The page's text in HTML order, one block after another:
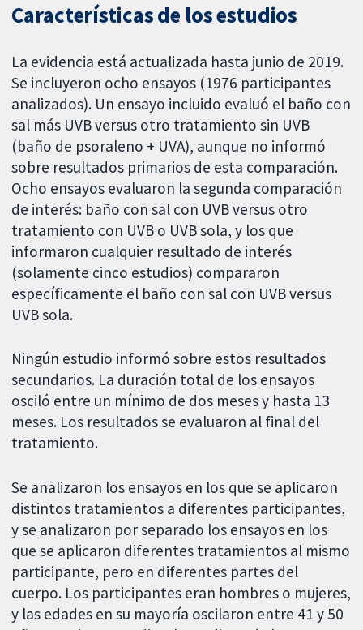
Características de los estudios
La evidencia está actualizada hasta junio de 2019.
Se incluyeron ocho ensayos (1976 participantes
analizados). Un ensayo incluido evaluó el baño con
sal más UVB versus otro tratamiento sin UVB
(baño de psoraleno + UVA), aunque no informó
sobre resultados primarios de esta comparación.
Ocho ensayos evaluaron la segunda comparación
de interés: baño con sal con UVB versus otro
tratamiento con UVB o UVB sola, y los que
informaron cualquier resultado de interés
(solamente cinco estudios) compararon
específicamente el baño con sal con UVB versus
UVB sola.
Ningún estudio informó sobre estos resultados
secundarios. La duración total de los ensayos
osciló entre un mínimo de dos meses y hasta 13
meses. Los resultados se evaluaron al final del
tratamiento.
Se analizaron los ensayos en los que se aplicaron
distintos tratamientos a diferentes participantes,
y se analizaron por separado los ensayos en los
que se aplicaron diferentes tratamientos al mismo
participante, pero en diferentes partes del
cuerpo. Los participantes eran hombres o mujeres,
y las edades en su mayoría oscilaron entre 41 y 50